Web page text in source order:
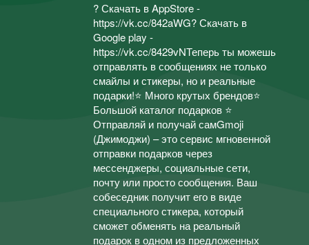
? Скачать в AppStore -
https://vk.cc/842aWG? Скачать в
Google play -
https://vk.cc/8429vNТеперь ты можешь
отправлять в сообщениях не только
смайлы и стикеры, но и реальные
подарки!⭐ Много крутых брендов⭐
Большой каталог подарков ⭐
Отправляй и получай самGmoji
(Джимоджи) – это сервис мгновенной
отправки подарков через
мессенджеры, социальные сети,
почту или просто сообщения. Ваш
собеседник получит его в виде
специального стикера, который
сможет обменять на реальный
подарок в одном из предложенных